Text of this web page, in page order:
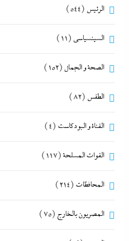
الرئيس (544)
السينسياسي (11)
الصحة و الجمال (152)
الطقس (82)
القناة و البودكاست (4)
القوات المسلحة(117)
المحافظات (214)
المصريون بالخارج (75)